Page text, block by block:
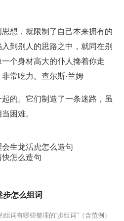
想，就限制了自己本来拥有的
到别人的思路之中，就同在别
个身材高大的仆人搀着你走
常吃力。查尔斯·兰姆
的。它们制造了一条迷路 ，虽
困难。
生龙活虎怎么造句
怎么造句
步怎么组词
组词有哪些整理的“步组词”（含范例）